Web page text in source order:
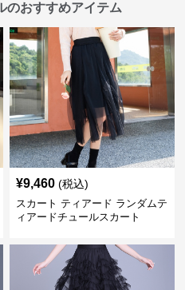
のおすすめアイテム
¥9,460 (税込)
スカート ティアード ランダムテ
ィアードチュールスカート